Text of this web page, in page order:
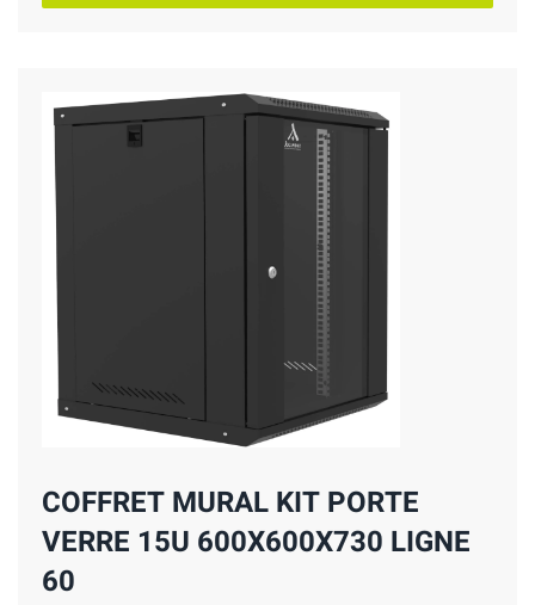
COFFRET MURAL KIT PORTE
VERRE 15U 600X600X730 LIGNE
60